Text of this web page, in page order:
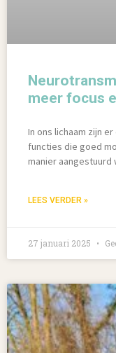
meer focus
In ons lichaam zijn
functies die goed
manier aangestuurd
LEES VERDER »
27 januari 2025